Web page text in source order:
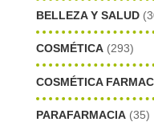
BELLEZA Y SALUD
COSMÉTICA (293)
COSMÉTICA
PARAFARMACIA (35)